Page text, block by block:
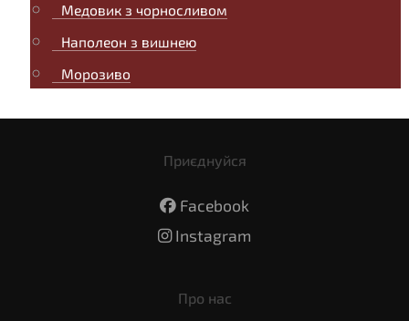
Медовик з чорносливом
Наполеон з вишнею
Морозиво
Приєднуйся
Facebook
Instagram
Про нас